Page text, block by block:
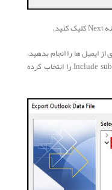
ها را انجام بدهید،
انتخاب کنید. مطمئن شوید که تیک Include subfolders را انتخاب کرده